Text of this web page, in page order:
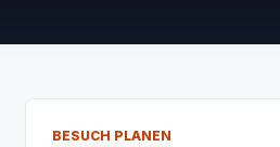
BESUCH PLANEN